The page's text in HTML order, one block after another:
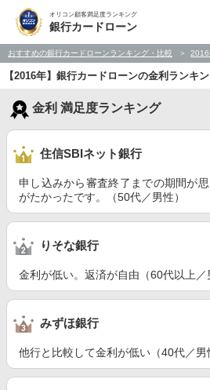
オリコン顧客満足度ランキング
銀行カードローン
おすすめの銀行カードローンランキング・比較 2016
【2016年】銀行カードローンの金利ランキ
金利 満足度ランキング
住信SBIネット銀行
申し込みから審査終了までの期間が
がたかったです。（50代／男性）
りそな銀行
金利が低い。返済が自由（60代以上／
みずほ銀行
他行と比較して金利が低い（40代／男